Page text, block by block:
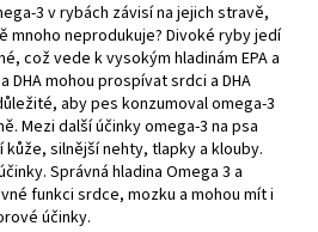
3 v rybách závisí na jejich stravě,
mnoho neprodukuje? Divoké ryby jedí
což vede k vysokým hladinám EPA a
DHA mohou prospívat srdci a DHA
aby pes konzumoval omega-3
Mezi další účinky omega-3 na psa
silnější nehty, tlapky a klouby.
Správná hladina Omega 3 a
funkci srdce, mozku a mohou mít i
účinky.